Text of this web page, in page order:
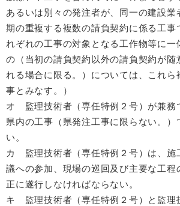
あるいは別々の発注者が、同一の建設業
期の重複する複数の請負契約に係る工事
れぞれの工事の対象となる工作物等に一
の（当初の請負契約以外の請負契約が随
れる場合に限る。）については、これら
事とみなす。）
オ 監理技術者（専任特例２号）が兼務
県内の工事（県発注工事に限らない。）
い。
カ 監理技術者（専任特例２号）は、施
議への参加、現場の巡回及び主要な工程
正に遂行しなければならない。
キ 監理技術者（専任特例２号）と監理